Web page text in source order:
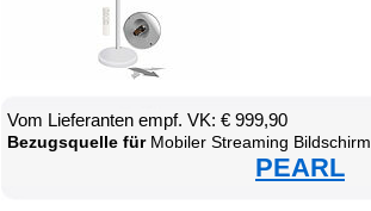
Vom Lie­fe­ran­ten empf. VK: € 999,90
Be­zugs­quel­le fürMo­bi­ler Strea­m­ing Bild­schirm mit Touch, Ak­ku, HDMI, An­dro­id, Fern­be­die­nung
PEARL